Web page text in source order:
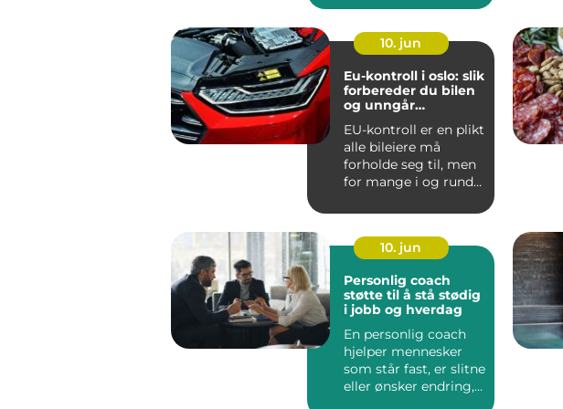
ko...
10. jun
Eu-kontroll i oslo: slik
forbereder du bilen
og unngår
EU-kontroll er en plikt
alle bileiere må
forholde seg til, men
for mange i og rundt
10. jun
Personlig coach
støtte til å stå stødig
i jobb og hverdag
En personlig coach
hjelper mennesker
som står fast, er slitne
eller ønsker endring,